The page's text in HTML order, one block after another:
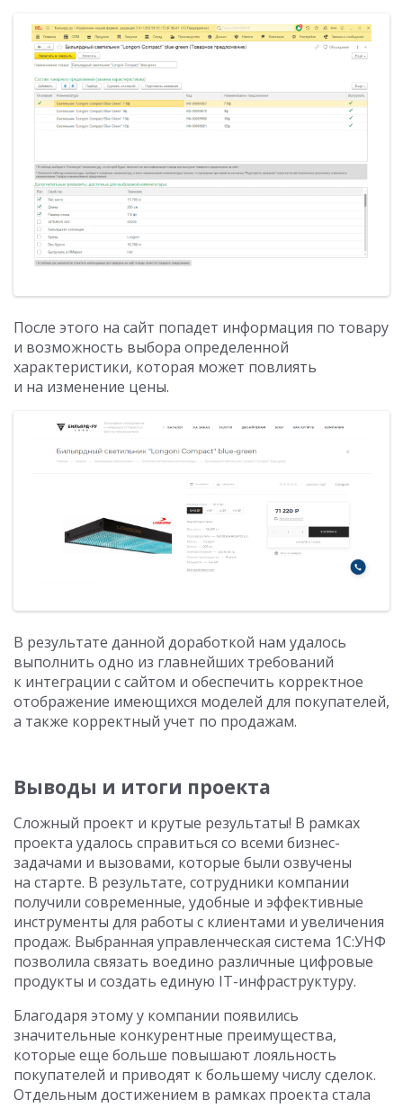
После этого на сайт попадет информация по товару
и возможность выбора определенной
характеристики, которая может повлиять
и на изменение цены.
В результате данной доработкой нам удалось
выполнить одно из главнейших требований
к интеграции с сайтом и обеспечить корректное
отображение имеющихся моделей для покупателей,
а также корректный учет по продажам.
Выводы и итоги проекта
Сложный проект и крутые результаты! В рамках
проекта удалось справиться со всеми бизнес-
задачами и вызовами, которые были озвучены
на старте. В результате, сотрудники компании
получили современные, удобные и эффективные
инструменты для работы с клиентами и увеличения
продаж. Выбранная управленческая система 1С:УНФ
позволила связать воедино различные цифровые
продукты и создать единую IT-инфраструктуру.
Благодаря этому у компании появились
значительные конкурентные преимущества,
которые еще больше повышают лояльность
покупателей и приводят к большему числу сделок.
Отдельным достижением в рамках проекта стала